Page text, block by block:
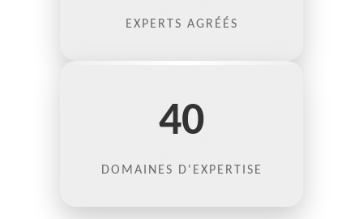
EXPERTS AGRÉÉS
40
DOMAINES D'EXPERTISE